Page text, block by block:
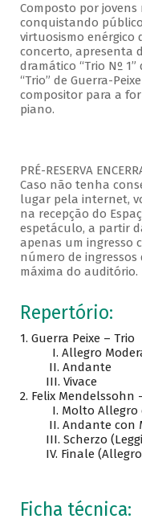
Composto por jovens
conquistando
virtuosismo enérgico
concerto, apresenta
dramático “Trio Nº
“Trio” de Guerra-
compositor para a
piano.
PRÉ-RESERVA
Caso não tenha
lugar pela internet,
na recepção do
espetáculo, a partir
apenas um ingresso
número de
máxima do auditório.
Repertório:
1. Guerra Peixe – Trio
I. Allegro
II. Andante
III. Vivace
2. Felix Mendelssohn
I. Molto Allegro
II. Andante con
III. Scherzo
IV. Finale (Allegro
Ficha técnica: